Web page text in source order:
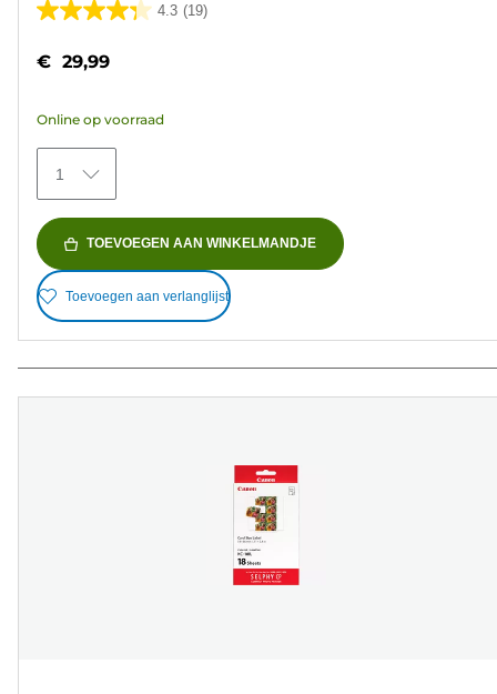
4.3 (19)
4.3
de
sterren.
19
beoordelingen
€ 29,99
Online op voorraad
1
TOEVOEGEN AAN WINKELMANDJE
Toevoegen aan verlanglijst